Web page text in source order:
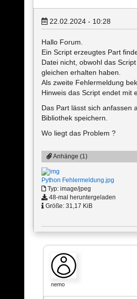
22.02.2024 - 10:28
Hallo Forum.
Ein Script erzeugtes Part
Datei nicht, obwohl das
gleichen erhalten haben.
Als zweite Fehlermeldung
Hinweis das Script endet mit
Das Part lässt sich anfassen
Bibliothek speichern.
Wo liegt das Problem ?
Anhänge (1)
Python Fehlermeldung.jpg
Typ: image/jpeg
48-mal heruntergeladen
Größe: 31,17 KiB
nemo